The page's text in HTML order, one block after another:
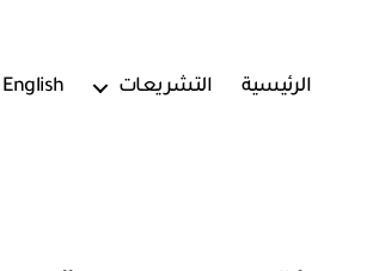
الرئيسية التشريعات English